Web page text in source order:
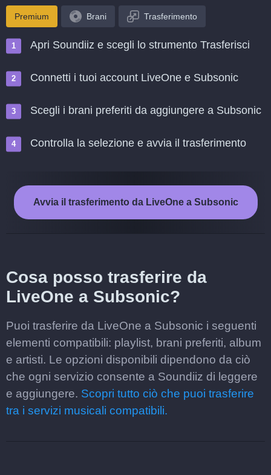
Premium Brani Trasferimento
Apri Soundiiz e scegli lo strumento Trasferisci
Connetti i tuoi account LiveOne e Subsonic
Scegli i brani preferiti da aggiungere a Subsonic
Controlla la selezione e avvia il trasferimento
Avvia il trasferimento da LiveOne a Subsonic
Cosa posso trasferire da
LiveOne a Subsonic?
Puoi trasferire da LiveOne a Subsonic i seguenti
elementi compatibili: playlist, brani preferiti, album
e artisti. Le opzioni disponibili dipendono da ciò
che ogni servizio consente a Soundiiz di leggere
e aggiungere. Scopri tutto ciò che puoi trasferire
tra i servizi musicali compatibili.